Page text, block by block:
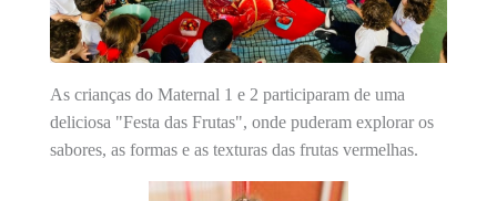
As crianças do Maternal 1 e 2 participaram de uma
deliciosa "Festa das Frutas", onde puderam explorar os
sabores, as formas e as texturas das frutas vermelhas.